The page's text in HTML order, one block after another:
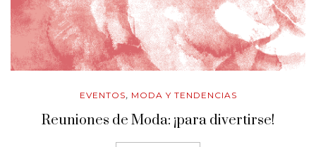
EVENTOS, MODA Y TENDENCIAS
Reuniones de Moda: ¡para divertirse!